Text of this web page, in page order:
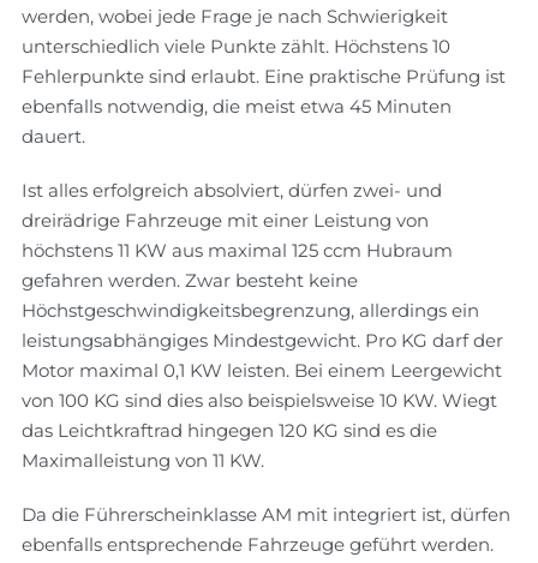
werden, wobei jede Frage je nach Schwierigkeit
unterschiedlich viele Punkte zählt. Höchstens 10
Fehlerpunkte sind erlaubt. Eine praktische Prüfung ist
ebenfalls notwendig, die meist etwa 45 Minuten
dauert.
Ist alles erfolgreich absolviert, dürfen zwei- und
dreirädrige Fahrzeuge mit einer Leistung von
höchstens 11 KW aus maximal 125 ccm Hubraum
gefahren werden. Zwar besteht keine
Höchstgeschwindigkeitsbegrenzung, allerdings ein
leistungsabhängiges Mindestgewicht. Pro KG darf der
Motor maximal 0,1 KW leisten. Bei einem Leergewicht
von 100 KG sind dies also beispielsweise 10 KW. Wiegt
das Leichtkraftrad hingegen 120 KG sind es die
Maximalleistung von 11 KW.
Da die Führerscheinklasse AM mit integriert ist, dürfen
ebenfalls entsprechende Fahrzeuge geführt werden.